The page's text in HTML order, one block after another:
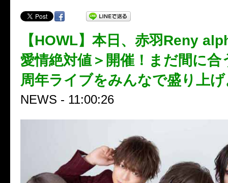
【HOWL】本日、赤羽Reny
愛情絶対値＞開催！まだ間に合
周年ライブをみんなで盛り上
NEWS - 11:00:26